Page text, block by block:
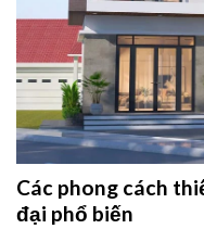
Các phong cách
đại phổ biến